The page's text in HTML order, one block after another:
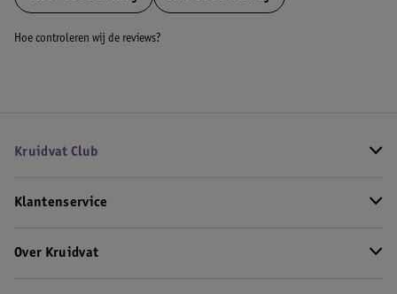
Hoe controleren wij de reviews?
Kruidvat Club
Klantenservice
Over Kruidvat